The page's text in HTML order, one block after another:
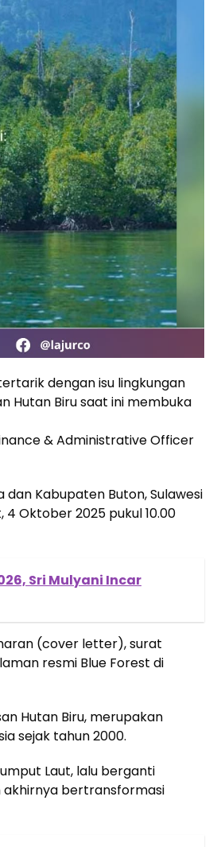
dengan isu lingkungan
Hutan Biru saat ini membuka
& Administrative Officer
Kabupaten Buton, Sulawesi
Oktober 2025 pukul 10.00
Sri Mulyani Incar
(cover letter), surat
resmi Blue Forest di
Hutan Biru, merupakan
sejak tahun 2000.
Laut, lalu berganti
akhirnya bertransformasi